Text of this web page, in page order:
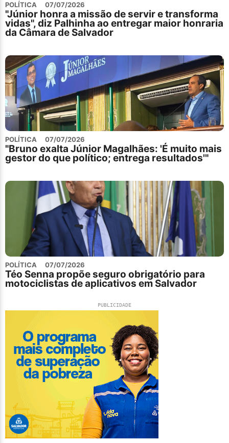
POLÍTICA 07/07/2026
"Júnior honra a missão de servir e transforma
vidas", diz Palhinha ao entregar maior honraria
da Câmara de Salvador
POLÍTICA 07/07/2026
"Bruno exalta Júnior Magalhães: 'É muito mais
gestor do que político; entrega resultados'"
POLÍTICA 07/07/2026
Téo Senna propõe seguro obrigatório para
motociclistas de aplicativos em Salvador
PUBLICIDADE